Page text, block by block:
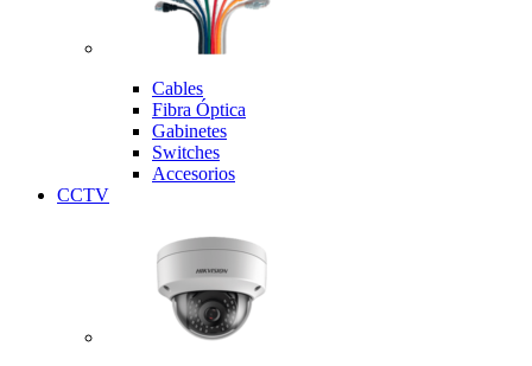
Cables
Fibra Óptica
Gabinetes
Switches
Accesorios
CCTV